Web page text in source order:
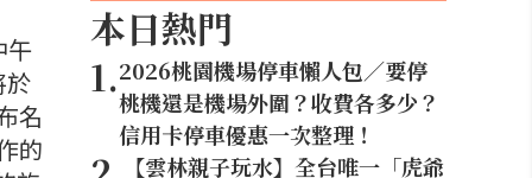
午
於
名
的
本日熱門
1.2026桃園機場停車懶人包／要停
桃機還是機場外圍？收費各多少？
信用卡停車優惠一次整理！
【雲林親子玩水】全台唯一「虎爺